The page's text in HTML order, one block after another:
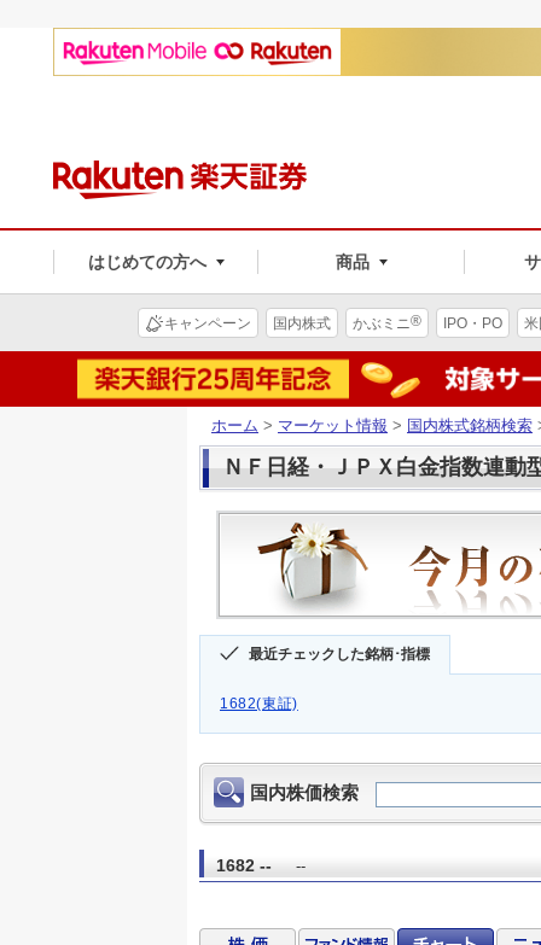
はじめての方へ 商品
キャンペーン 国内株式 かぶミニ® IPO・PO
ホーム > マーケット情報 > 国内株式銘柄検索
ＮＦ日経・ＪＰＸ白金指数連動
最近チェックした銘柄･指標
1682(東証)